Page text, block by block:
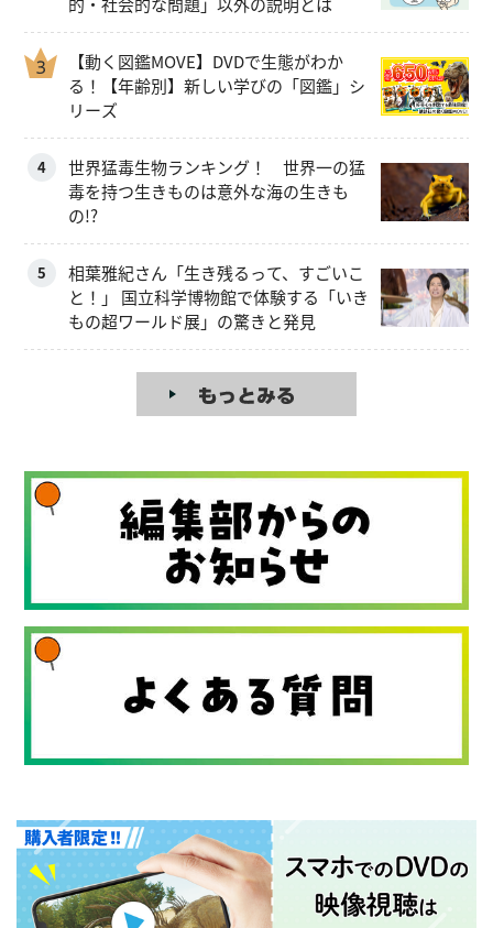
【動く図鑑MOVE】DVDで生態がわか
る！【年齢別】新しい学びの「図鑑」シ
リーズ
4
世界猛毒生物ランキング！ 世界一の猛
毒を持つ生きものは意外な海の生きも
の!?
5
相葉雅紀さん「生き残るって、すごいこ
と！」 国立科学博物館で体験する「いき
もの超ワールド展」の驚きと発見